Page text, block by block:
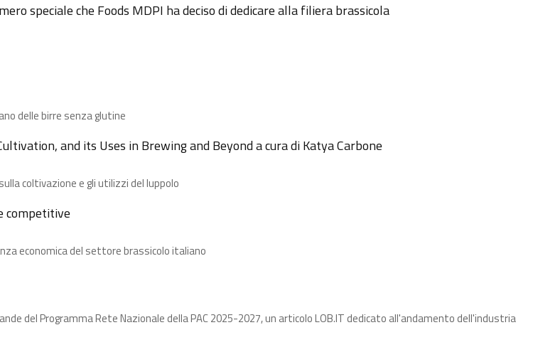
speciale che Foods MDPI ha deciso di dedicare alla filiera brassicola
delle birre senza glutine
and its Uses in Brewing and Beyond a cura di Katya Carbone
coltivazione e gli utilizzi del luppolo
competitive
economica del settore brassicolo italiano
del Programma Rete Nazionale della PAC 2025-2027, un articolo LOB.IT dedicato all'andamento dell'industria